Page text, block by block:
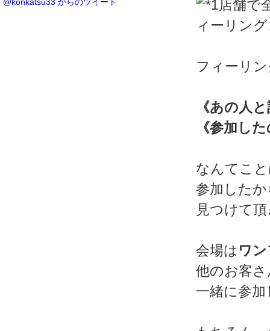
フィーリ
《あの人
《参加し
なんてこ
参加した
見つけて
会場は ワ
他のお客
一緒に参